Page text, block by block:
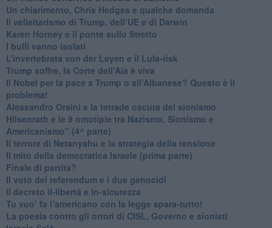
​Un chiarimento, Chris Hedges e qualche domanda
Il velleitarismo di Trump, dell’UE e di Darwin
​Karen Horney e il ponte sullo Stretto
​I bulli vanno isolati
L’invertebrata von der Leyen e il Lula-risk
Trump soffre, la Corte dell'Aia è viva
​Il Nobel per la pace a Trump o all’Albanese? Questo è il
problema!
​Alessandro Orsini e la tetrade oscura del sionismo
​Hilsenrath e le 9 omotipie tra Nazismo, Sionismo e
Americanismo" (4^ parte)
​Il terrore di Netanyahu e la strategia della tensione
Il mito della democratica Israele (prima parte)
​Finale di partita?
​Il voto del referendum e i due genocidi
Il decreto il-libertà e in-sicurezza
Tu vuo’ fa l’americano con la legge spara-tutto!
La poesia contro gli orrori di CISL, Governo e sionisti